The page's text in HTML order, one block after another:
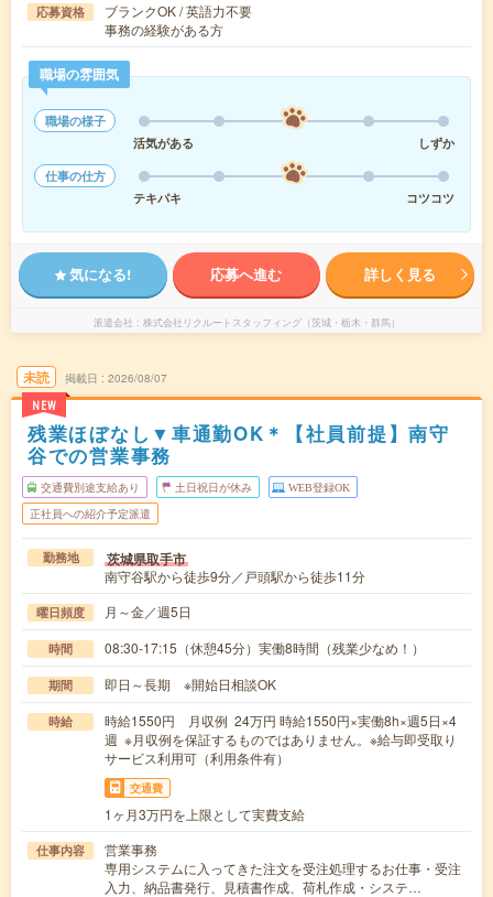
応募資格
ブランクOK / 英語力不要
事務の経験がある方
職場の雰囲気
職場の様子
活気がある
しずか
仕事の仕方
テキパキ
コツコツ
気になる! 応募へ進む 詳しく見る
派遣会社 株式会社リクルートスタッフィング（茨城・栃木・群馬）
未読
NEW
掲載日 2026/08/07
残業ほぼなし▼車通勤OK＊【社員前提】南守
谷での営業事務
交通費別途支給あり 土日祝日が休み WEB登録OK
正社員への紹介予定派遣
勤務地 茨城県取手市
南守谷駅から徒歩9分／戸頭駅から徒歩11分
曜日頻度 月～金／週5日
時間 08:30-17:15（休憩45分）実働8時間（残業少なめ！）
期間 即日～長期 ※開始日相談OK
時給
時給1550円 月収例 24万円 時給1550円×実働8h×週5日×4
週 ※月収例を保証するものではありません。※給与即受取り
サービス利用可（利用条件有）
交通費
1ヶ月3万円を上限として実費支給
仕事内容
営業事務
専用システムに入ってきた注文を受注処理するお仕事・受注
入力、納品書発行、見積書作成、荷札作成・システ…